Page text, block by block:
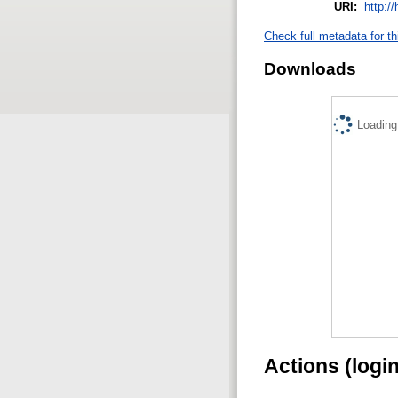
URI: http://
Check full metadata for
Downloads
Actions